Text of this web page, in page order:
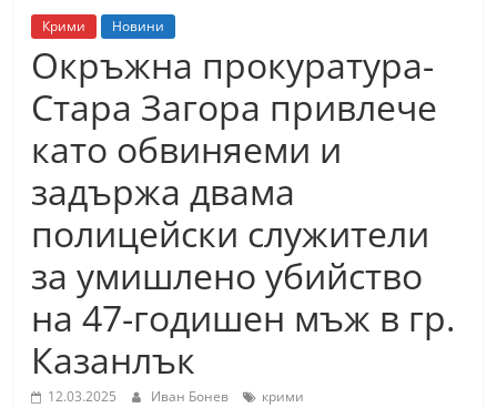
н
ъ
к
и
б
л
а
с
т
С
т
Крими Новини
Окръжна прокуратура-
Стара Загора привлече
като обвиняеми и
задържа двама
полицейски служители
за умишлено убийство
на 47-годишен мъж в гр.
Казанлък
12.03.2025 Иван Бонев крими